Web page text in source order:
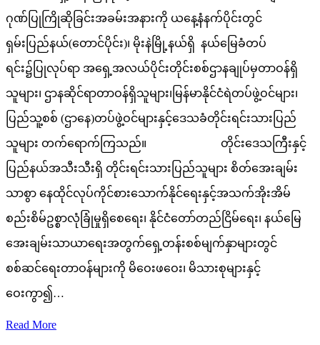
ဂုဏ်ပြုကြိုဆိုခြင်းအခမ်းအနားကို ယနေ့နံနက်ပိုင်းတွင်
ရှမ်းပြည်နယ်(တောင်ပိုင်း)၊ မိုးနဲမြို့နယ်ရှိ နယ်မြေခံတပ်
ရင်း၌ပြုလုပ်ရာ အရှေ့အလယ်ပိုင်းတိုင်းစစ်ဌာနချုပ်မှတာဝန်ရှိ
သူများ၊ ဌာနဆိုင်ရာတာဝန်ရှိသူများ၊မြန်မာနိုင်ငံရဲတပ်ဖွဲ့ဝင်များ၊
ပြည်သူ့စစ် (ဌာနေ)တပ်ဖွဲ့ဝင်များနှင့်ဒေသခံတိုင်းရင်းသားပြည်
သူများ တက်ရောက်ကြသည်။ တိုင်းဒေသကြီးနှင့်
ပြည်နယ်အသီးသီးရှိ တိုင်းရင်းသားပြည်သူများ စိတ်အေးချမ်း
သာစွာ နေထိုင်လုပ်ကိုင်စားသောက်နိုင်ရေးနှင့်အသက်အိုးအိမ်
စည်းစိမ်ဥစ္စာလုံခြုံမှုရှိစေရေး၊ နိုင်ငံတော်တည်ငြိမ်ရေး၊ နယ်မြေ
အေးချမ်းသာယာရေးအတွက်ရှေ့တန်းစစ်မျက်နှာများတွင်
စစ်ဆင်ရေးတာဝန်များကို မိဝေးဖဝေး၊ မိသားစုများနှင့်
ဝေးကွာ၍…
Read More